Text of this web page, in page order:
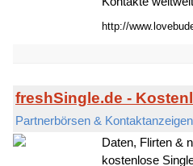
http://
freshSingle.de -
Partnerbörsen & Kontaktanzeigen
Daten, Flirten &
kostenlose